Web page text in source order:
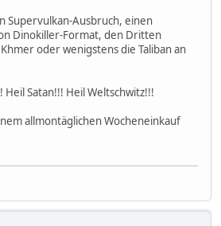
Supervulkan-Ausbruch, einen
Dinokiller-Format, den Dritten
oder wenigstens die Taliban an
Satan!!! Heil Weltschwitz!!!
allmontäglichen Wocheneinkauf